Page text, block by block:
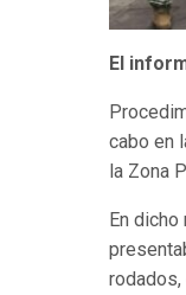
El
cabo en
la Zona
En
rodados,